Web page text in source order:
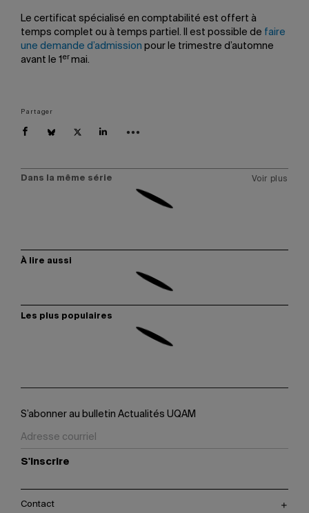
Le certificat spécialisé en comptabilité est offert à
temps complet ou à temps partiel. Il est possible de faire
une demande d’admission pour le trimestre d’automne
avant le 1 er mai.
Partager
Dans la même série Voir plus
À lire aussi
Les plus populaires
S’abonner au bulletin Actualités UQAM
S'inscrire
Contact